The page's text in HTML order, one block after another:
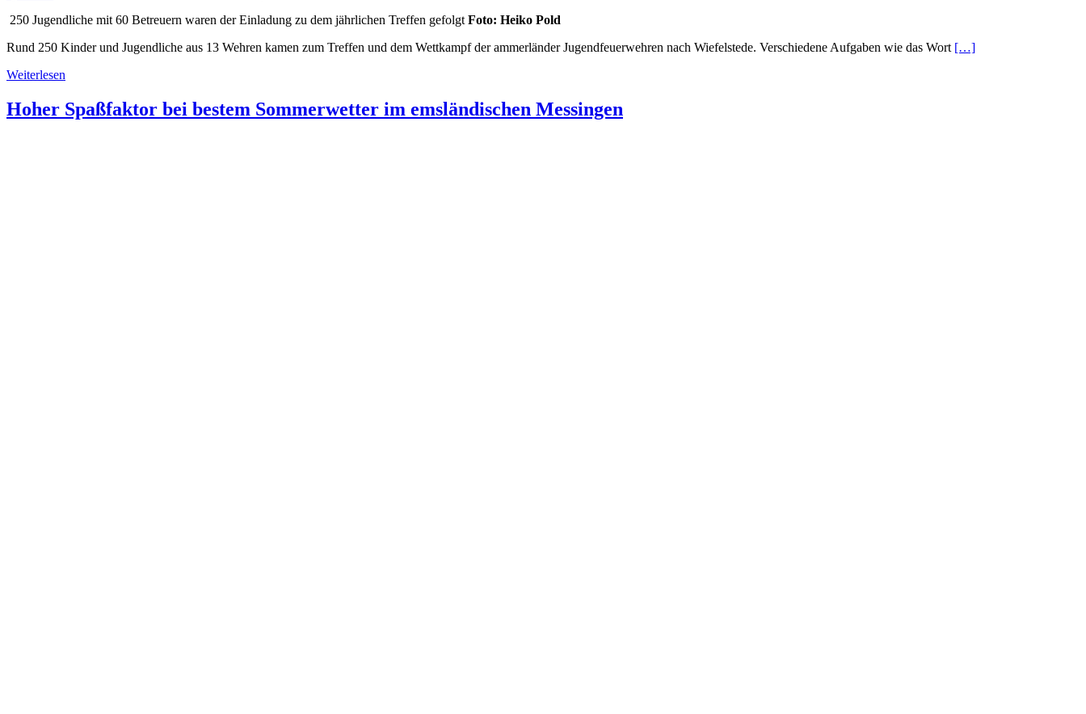
250 Jugendliche mit 60 Betreuern waren der Einladung zu dem jährlichen Treffen gefolgt Foto: Heiko Pold
Rund 250 Kinder und Jugendliche aus 13 Wehren kamen zum Treffen und dem Wettkampf der ammerländer Jugendfeuerwehren nach Wiefelstede. Verschiedene Aufgaben wie das Wort […]
Weiterlesen
Hoher Spaßfaktor bei bestem Sommerwetter im emsländischen Messingen